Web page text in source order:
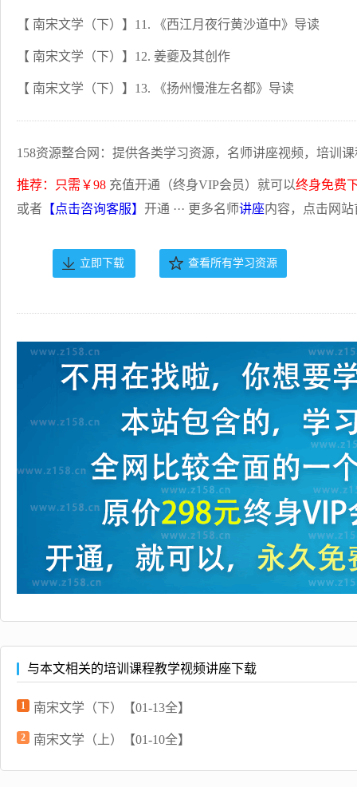
【 南宋文学（下）】11. 《西江月夜行黄沙道中》导读
【 南宋文学（下）】12. 姜夔及其创作
【 南宋文学（下）】13. 《扬州慢淮左名都》导读
158资源整合网：提供各类学习资源，名师讲座视频，培训
推荐：只需￥98 充值开通（终身VIP会员）就可以终身免费
或者 【点击咨询客服】 开通 ··· 更多名师讲座内容，点击网
立即下载 查看所有学习资源
与本文相关的培训课程教学视频讲座下载
1 南宋文学（下）【01-13全】
2 南宋文学（上）【01-10全】